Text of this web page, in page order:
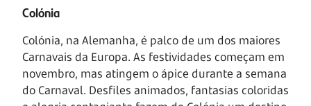
Colónia
Colónia, na Alemanha, é palco de um dos maiores
Carnavais da Europa. As festividades começam em
novembro, mas atingem o ápice durante a semana
do Carnaval. Desfiles animados, fantasias coloridas